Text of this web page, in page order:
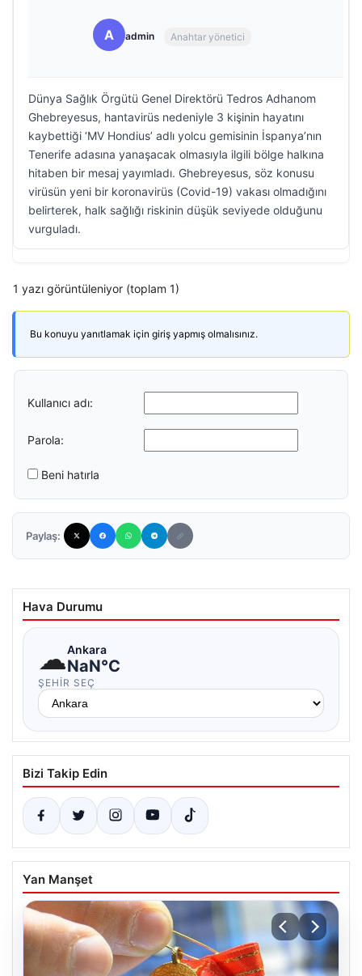
A admin Anahtar yönetici
Dünya Sağlık Örgütü Genel Direktörü Tedros Adhanom
Ghebreyesus, hantavirüs nedeniyle 3 kişinin hayatını
kaybettiği ‘MV Hondius’ adlı yolcu gemisinin İspanya’nın
Tenerife adasına yanaşacak olmasıyla ilgili bölge halkına
hitaben bir mesaj yayımladı. Ghebreyesus, söz konusu
virüsün yeni bir koronavirüs (Covid-19) vakası olmadığını
belirterek, halk sağlığı riskinin düşük seviyede olduğunu
vurguladı.
1 yazı görüntüleniyor (toplam 1)
Bu konuyu yanıtlamak için giriş yapmış olmalısınız.
Kullanıcı adı:
Parola:
Beni hatırla
Paylaş:
Hava Durumu
☁Ankara
NaN°C
ŞEHIR SEÇ
Bizi Takip Edin
Yan Manşet